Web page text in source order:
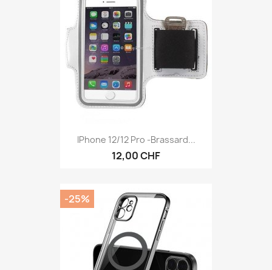
IPhone 12/12 Pro -brassard...
12,00 CHF
-25%